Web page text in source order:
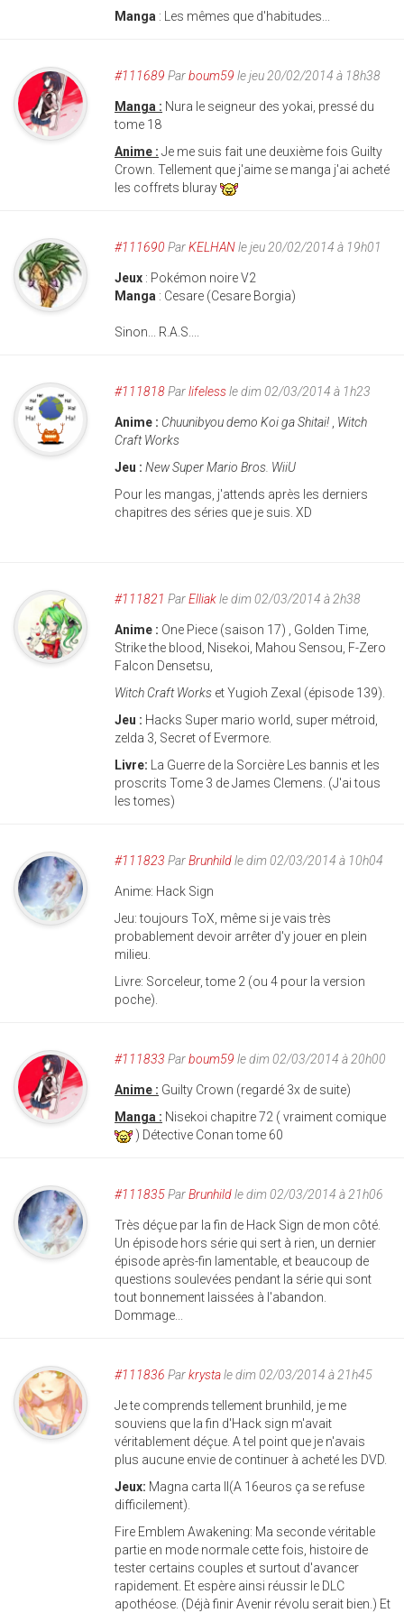
Manga : Les mêmes que d'habitudes...
#111689 Parboum59 le jeu 20/02/2014 à 18h38
Manga : Nura le seigneur des yokai, pressé du
tome 18
Anime : Je me suis fait une deuxième fois Guilty
Crown. Tellement que j'aime se manga j'ai acheté
les coffrets bluray
#111690 ParKELHANle jeu 20/02/2014 à 19h01
Jeux : Pokémon noire V2
Manga : Cesare (Cesare Borgia)
Sinon... R.A.S....
#111818Parlifelessle dim 02/03/2014 à 1h23
Anime : Chuunibyou demo Koi ga Shitai! , Witch
Craft Works
Jeu : New Super Mario Bros. WiiU
Pour les mangas, j'attends après les derniers
chapitres des séries que je suis. XD
#111821 ParElliakle dim 02/03/2014 à 2h38
Anime : One Piece (saison 17) , Golden Time,
Strike the blood, Nisekoi, Mahou Sensou, F-Zero
Falcon Densetsu,
Witch Craft Works et Yugioh Zexal (épisode 139).
Jeu : Hacks Super mario world, super métroid,
zelda 3, Secret of Evermore.
Livre: La Guerre de la Sorcière Les bannis et les
proscrits Tome 3 de James Clemens. (J'ai tous
les tomes)
#111823 ParBrunhildle dim 02/03/2014 à 10h04
Anime: Hack Sign
Jeu: toujours ToX, même si je vais très
probablement devoir arrêter d'y jouer en plein
milieu.
Livre: Sorceleur, tome 2 (ou 4 pour la version
poche).
#111833 Parboum59 le dim 02/03/2014 à 20h00
Anime : Guilty Crown (regardé 3x de suite)
Manga : Nisekoi chapitre 72 ( vraiment comique
) Détective Conan tome 60
#111835ParBrunhildle dim 02/03/2014 à 21h06
Très déçue par la fin de Hack Sign de mon côté.
Un épisode hors série qui sert à rien, un dernier
épisode après-fin lamentable, et beaucoup de
questions soulevées pendant la série qui sont
tout bonnement laissées à l'abandon.
Dommage...
#111836 Parkrystale dim 02/03/2014 à 21h45
Je te comprends tellement brunhild, je me
souviens que la fin d'Hack sign m'avait
véritablement déçue. A tel point que je n'avais
plus aucune envie de continuer à acheté les DVD.
Jeux: Magna carta II(A 16euros ça se refuse
difficilement).
Fire Emblem Awakening: Ma seconde véritable
partie en mode normale cette fois, histoire de
tester certains couples et surtout d'avancer
rapidement. Et espère ainsi réussir le DLC
apothéose. (Déjà finir Avenir révolu serait bien.) Et